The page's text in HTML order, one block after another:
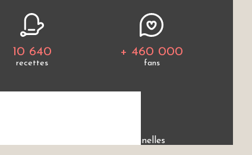
10 640
recettes
+ 460 000
fans
Protection des données personnelles